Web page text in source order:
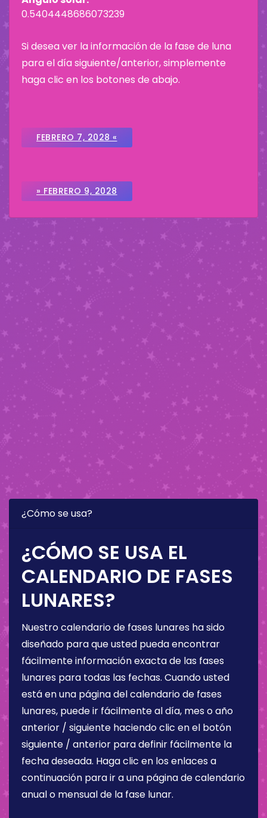
0.5404448686073239
Si desea ver la información de la fase de luna
para el día siguiente/anterior, simplemente
haga clic en los botones de abajo.
FEBRERO 7, 2028 «
» FEBRERO 9, 2028
¿Cómo se usa?
¿CÓMO SE USA EL
CALENDARIO DE FASES
LUNARES?
Nuestro calendario de fases lunares ha sido
diseñado para que usted pueda encontrar
fácilmente información exacta de las fases
lunares para todas las fechas. Cuando usted
está en una página del calendario de fases
lunares, puede ir fácilmente al día, mes o año
anterior / siguiente haciendo clic en el botón
siguiente / anterior para definir fácilmente la
fecha deseada. Haga clic en los enlaces a
continuación para ir a una página de calendario
anual o mensual de la fase lunar.